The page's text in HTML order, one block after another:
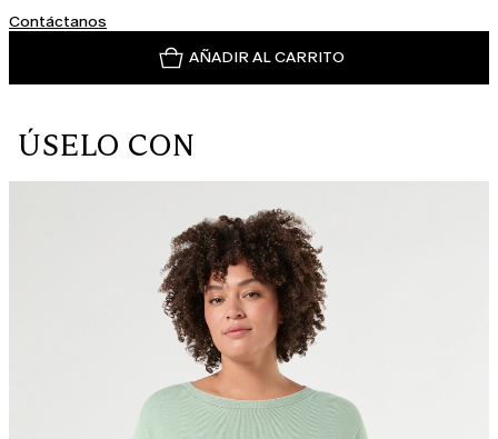
Contáctanos
AÑADIR AL CARRITO
ÚSELO CON